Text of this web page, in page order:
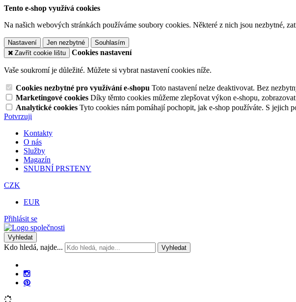
Tento e-shop využívá cookies
Na našich webových stránkách používáme soubory cookies. Některé z nich jsou nezbytné,
Nastavení Jen nezbytné
Souhlasím
Zavřít cookie lištu
Cookies nastavení
Vaše soukromí je důležité. Můžete si vybrat nastavení cookies níže.
Cookies nezbytné pro využívání e-shopu Toto nastavení nelze deaktivovat. Bez
Marketingové cookies Díky těmto cookies můžeme zlepšovat výkon e-shopu,
Analytické cookies Tyto cookies nám pomáhají pochopit, jak e-shop používáte. S jejich
Potvrzuji
Kontakty
O nás
Služby
Magazín
SNUBNÍ PRSTENY
CZK
EUR
Přihlásit se
Vyhledat
Kdo hledá, najde... Vyhledat